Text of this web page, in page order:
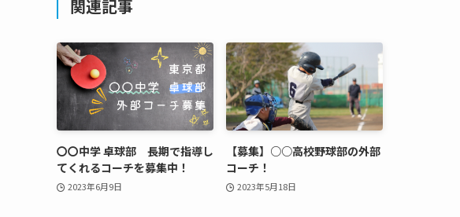
関連記事
〇〇中学 卓球部 長期で指導し
てくれるコーチを募集中！
2023年6月9日
【募集】○○高校野球部の外部
コーチ！
2023年5月18日